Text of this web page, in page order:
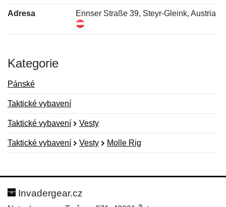
Adresa Ennser Straße 39, Steyr-Gleink, Austria
Kategorie
Pánské
Taktické vybavení
Taktické vybavení Vesty
Taktické vybavení Vesty Molle Rig
Hodnocení:
Jméno:
Invadergear.cz